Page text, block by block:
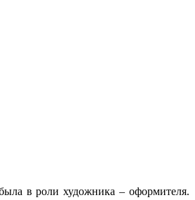
в роли художника – оформителя.